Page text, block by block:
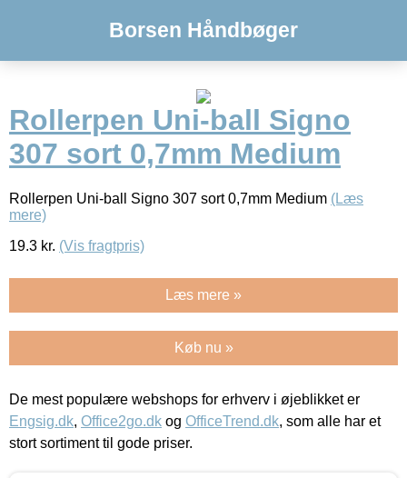
Borsen Håndbøger
Rollerpen Uni-ball Signo
307 sort 0,7mm Medium
Rollerpen Uni-ball Signo 307 sort 0,7mm Medium (Læs
mere)
19.3 kr. (Vis fragtpris)
Læs mere »
Køb nu »
De mest populære webshops for erhverv i øjeblikket er
Engsig.dk, Office2go.dk og OfficeTrend.dk, som alle har et
stort sortiment til gode priser.